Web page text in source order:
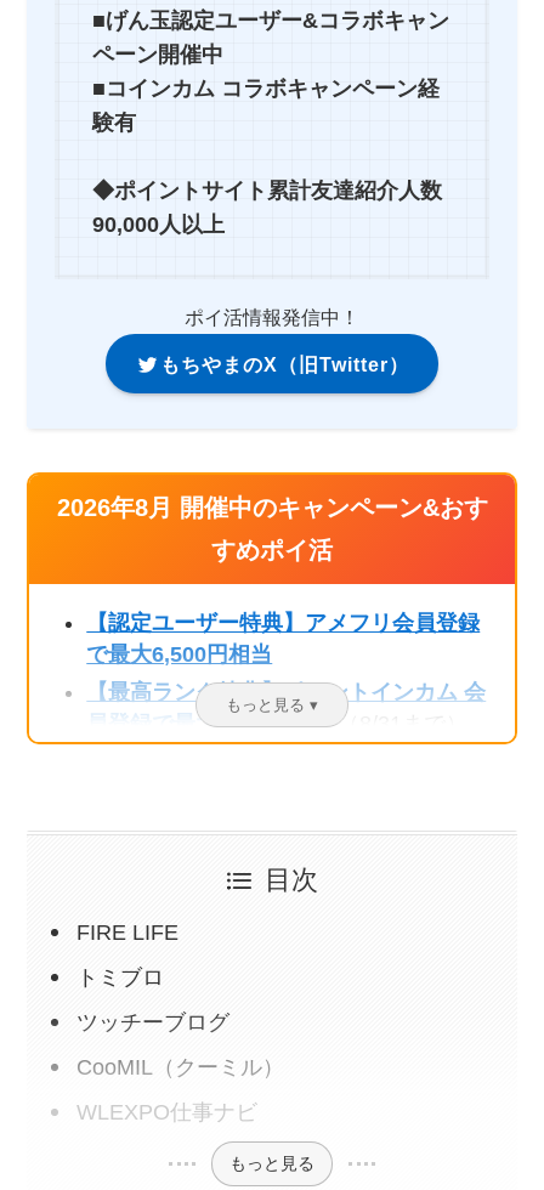
■げん玉認定ユーザー&コラボキャン
ペーン開催中
■コインカム コラボキャンペーン経
験有
◆ポイントサイト累計友達紹介人数
90,000人以上
ポイ活情報発信中！
もちやまのX（旧Twitter）
2026年8月 開催中のキャンペーン&おす
すめポイ活
【認定ユーザー特典】アメフリ会員登録
で最大6,500円相当
【最高ランク特典】ポイントインカム 会
員登録で最大3,220円相当（8/31まで）
【認定ユーザー特典】ハピタス会員登録
【認定ユーザー特典】Powl招待コード利
用で最大330円相当
【公式アンバサダー特典】ちょびリッチ
ワラウ新規入会キャンペーンで最大
2,500円相当（9/30まで）
【認定ユーザー特典】ECナビ紹介コード
「げん玉×チリツモ」コラボキャンペー
目次
FIRE LIFE
トミブロ
ツッチーブログ
CooMIL（クーミル）
WLEXPO仕事ナビ
もっと見る